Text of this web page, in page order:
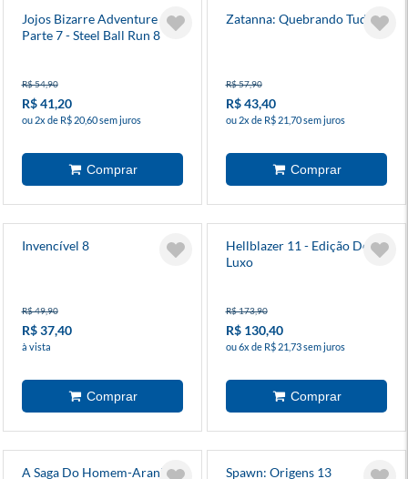
Jojos Bizarre Adventure -
Parte 7 - Steel Ball Run 8
R$ 54,90
R$ 41,20
ou 2x de R$ 20,60 sem juros
Zatanna: Quebrando Tudo
R$ 57,90
R$ 43,40
ou 2x de R$ 21,70 sem juros
Invencível 8
R$ 49,90
R$ 37,40
à vista
Hellblazer 11 - Edição De
Luxo
R$ 173,90
R$ 130,40
ou 6x de R$ 21,73 sem juros
A Saga Do Homem-Aranha
Spawn: Origens 13